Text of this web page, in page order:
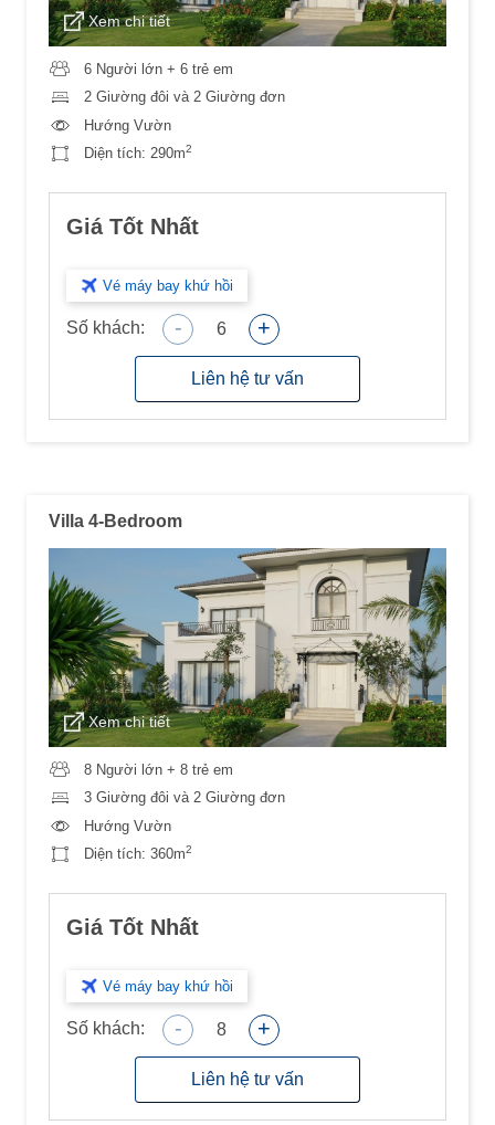
Xem chi tiết
6 Người lớn + 6 trẻ em
2 Giường đôi và 2 Giường đơn
Hướng Vườn
Diện tích: 290m2
Giá Tốt Nhất
Vé máy bay khứ hồi
Số khách: - 6 +
Liên hệ tư vấn
Villa 4-Bedroom
Xem chi tiết
8 Người lớn + 8 trẻ em
3 Giường đôi và 2 Giường đơn
Hướng Vườn
Diện tích: 360m2
Giá Tốt Nhất
Vé máy bay khứ hồi
Số khách: - 8 +
Liên hệ tư vấn